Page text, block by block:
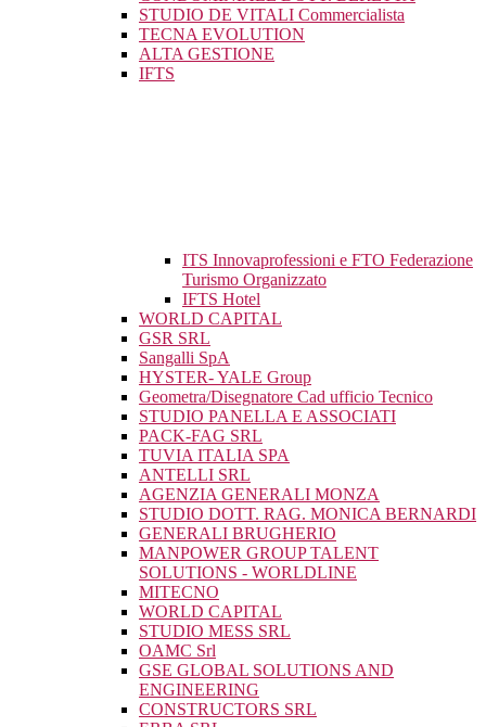
STUDIO DE VITALI Commercialista
TECNA EVOLUTION
ALTA GESTIONE
IFTS
ITS Innovaprofessioni e FTO Federazione
Turismo Organizzato
IFTS Hotel
WORLD CAPITAL
GSR SRL
Sangalli SpA
HYSTER- YALE Group
Geometra/Disegnatore Cad ufficio Tecnico
STUDIO PANELLA E ASSOCIATI
PACK-FAG SRL
TUVIA ITALIA SPA
ANTELLI SRL
AGENZIA GENERALI MONZA
STUDIO DOTT. RAG. MONICA BERNARDI
GENERALI BRUGHERIO
MANPOWER GROUP TALENT
SOLUTIONS - WORLDLINE
MITECNO
WORLD CAPITAL
STUDIO MESS SRL
OAMC Srl
GSE GLOBAL SOLUTIONS AND
ENGINEERING
CONSTRUCTORS SRL